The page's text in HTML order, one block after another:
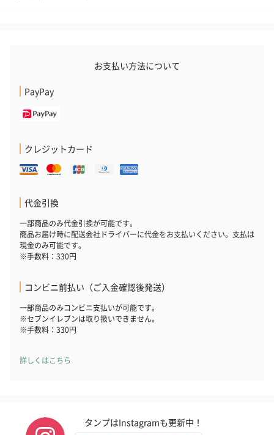
フラッグカプセル：イ
（END）（880円）
フラッグカプセル：イ
ンセンススティック
お酒
お酒を同梱してお届けいたします。
※20歳未満の方への酒類の販売はいたしません。
ディット（712円）
（704円）
お支払い方法について
PayPay
クレジットカード
代金引換
一部商品のみ代金引換が可能です。
商品お届け時に配送会社ドライバーに代金をお支払いください。支払は
現金のみ可能です。
※手数料：330円
コンビニ前払い（ご入金確認後発送）
一部商品のみコンビニ支払いが可能です。
※セブンイレブンは取り扱いできません。
※手数料：330円
詳しくはこちら
タンプはInstagramも更新中！